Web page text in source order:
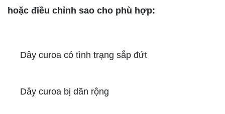
hoặc điều chỉnh sao cho phù hợp:
Dây curoa có tình trạng sắp đứt
Dây curoa bị dãn rộng